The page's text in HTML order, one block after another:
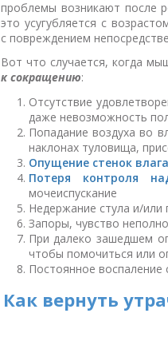
проблемы возникают после
это усугубляется с
с повреждением
Вот что случается, когда
к сокращению:
Отсутствие
даже невозможность
Попадание воздуха во
наклонах туловища,
Опущение стенок
Потеря контроля
мочеиспускание
Недержание стула и/или
Запоры, чувство
При далеко зашедшем
чтобы помочиться или
Постоянное воспаление
Как вернуть